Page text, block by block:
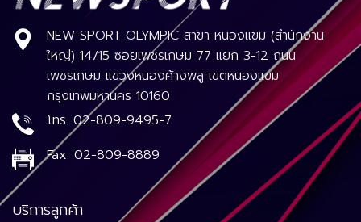
NEW SPORT OLYMPIC สาขา หนองแขม (สำนักงาน
ใหญ่) 14/15 ซอยเพชรเกษม 77 แยก 3-12 ถนน
เพชรเกษม แขวงหนองค้างพลู เขตหนองแขม
กรุงเทพมหานคร 10160
โทร. 02-809-9495-7
Fax. 02-809-8889
บริการลูกค้า